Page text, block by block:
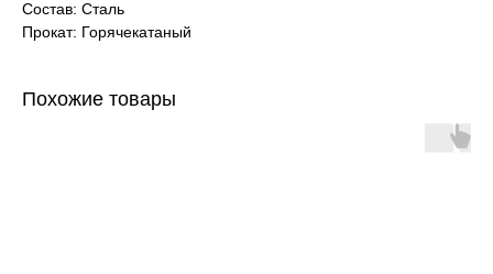
Состав: Сталь
Прокат: Горячекатаный
Похожие товары